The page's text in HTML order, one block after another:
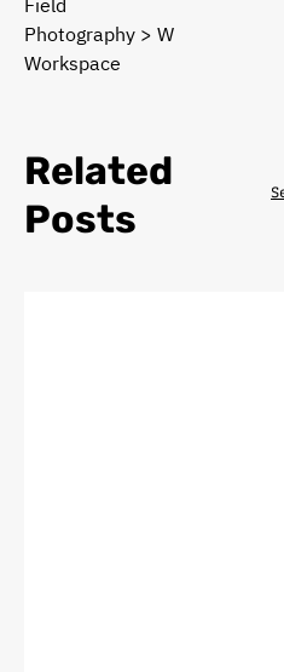
Field
Photography > W
Workspace
Related
Posts